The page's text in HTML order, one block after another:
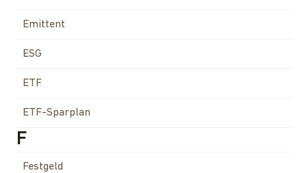
Emittent
ESG
ETF
ETF-Sparplan
F
Festgeld